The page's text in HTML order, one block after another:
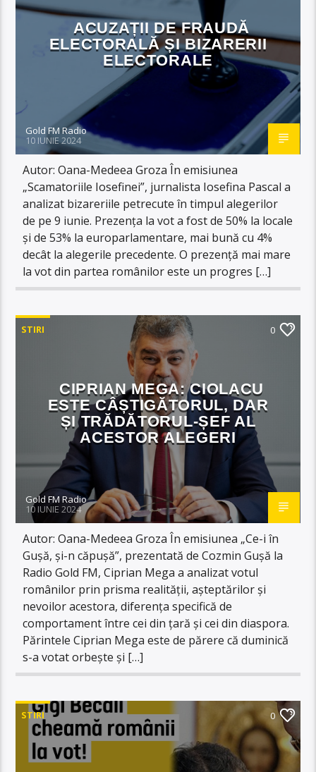
ACUZAȚII DE FRAUDĂ
ELECTORALĂ ȘI BIZARERII
ELECTORALE
Gold FM Radio
10 IUNIE 2024
Autor: Oana-Medeea Groza În emisiunea
„Scamatoriile Iosefinei”, jurnalista Iosefina Pascal a
analizat bizareriile petrecute în timpul alegerilor
de pe 9 iunie. Prezența la vot a fost de 50% la locale
și de 53% la europarlamentare, mai bună cu 4%
decât la alegerile precedente. O prezență mai mare
la vot din partea românilor este un progres […]
STIRI 0
CIPRIAN MEGA: CIOLACU
ESTE CÂȘTIGĂTORUL, DAR
ȘI TRĂDĂTORUL-ȘEF AL
ACESTOR ALEGERI
Gold FM Radio
10 IUNIE 2024
Autor: Oana-Medeea Groza În emisiunea „Ce-i în
Gușă, și-n căpușă”, prezentată de Cozmin Gușă la
Radio Gold FM, Ciprian Mega a analizat votul
românilor prin prisma realității, așteptărilor și
nevoilor acestora, diferența specifică de
comportament între cei din țară și cei din diaspora.
Părintele Ciprian Mega este de părere că duminică
s-a votat orbește și […]
STIRI 0